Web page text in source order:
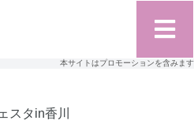
本サイトはプロモーションを含みます
スタin香川